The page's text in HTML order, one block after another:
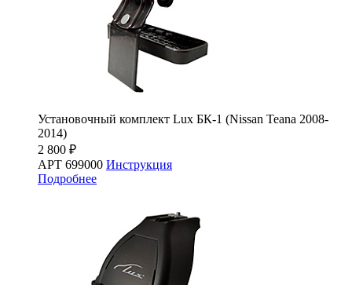
Установочный комплект Lux БК-1 (Nissan Teana 2008-
2014)
2 800 ₽
АРТ 699000 Инструкция
Подробнее